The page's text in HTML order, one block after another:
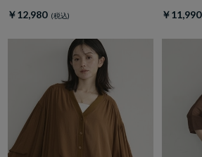
￥12,980 ￥11,990